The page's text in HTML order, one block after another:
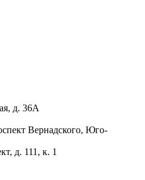
д. 36А
Вернадского, Юго-
д. 111, к. 1